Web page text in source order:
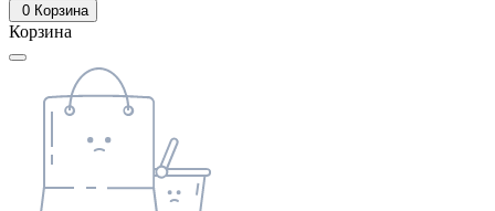
0 Корзина
Корзина